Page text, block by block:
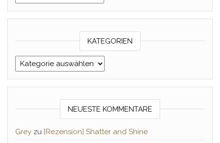
KATEGORIEN
Kategorien
NEUESTE KOMMENTARE
Grey zu [Rezension] Shatter and Shine